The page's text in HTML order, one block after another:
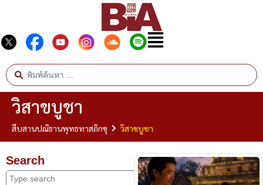
วิสาขบูชา
สืบสานปณิธานพุทธทาสภิกขุ วิสาขบูชา
Search